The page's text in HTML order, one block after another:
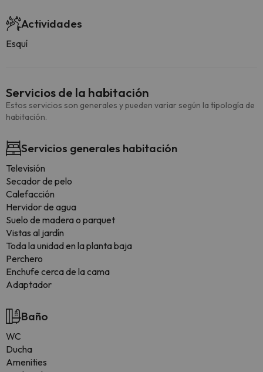
Actividades
Esquí
Servicios de la habitación
Estos servicios son generales y pueden variar según la tipología de
habitación.
Servicios generales habitación
Televisión
Secador de pelo
Calefacción
Hervidor de agua
Suelo de madera o parquet
Vistas al jardín
Toda la unidad en la planta baja
Perchero
Enchufe cerca de la cama
Adaptador
Baño
WC
Ducha
Amenities